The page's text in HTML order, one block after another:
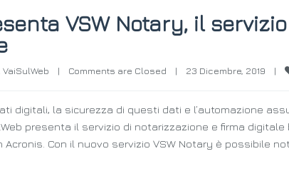
VSW Notary, il
VaiSulWeb | Comments are Closed | 23 Dicembre, 2019 |
digitali, la sicurezza di questi dati e l’automazione
presenta il servizio di notarizzazione e firma
Con il nuovo servizio VSW Notary è possibile